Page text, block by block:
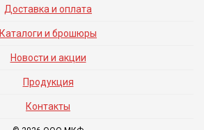
Доставка и оплата
Каталоги и брошюры
Новости и акции
Продукция
Контакты